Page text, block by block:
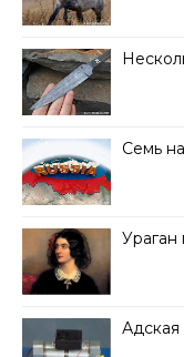
Семь
Адская